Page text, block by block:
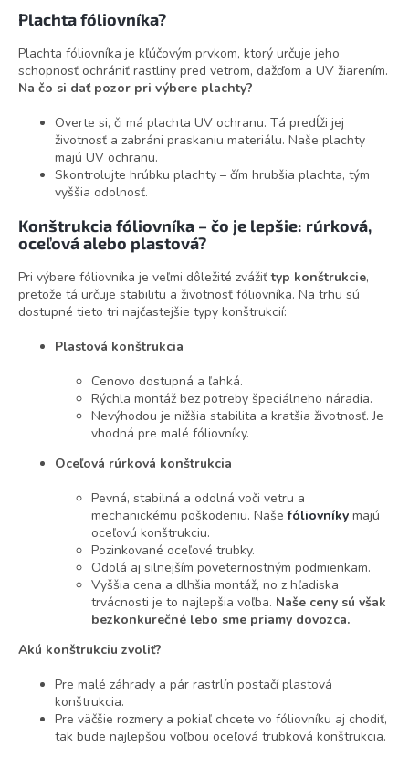
Plachta fóliovníka?
Plachta fóliovníka je kľúčovým prvkom, ktorý určuje jeho
schopnosť ochrániť rastliny pred vetrom, dažďom a UV žiarením.
Na čo si dať pozor pri výbere plachty?
Overte si, či má plachta UV ochranu. Tá predĺži jej
životnosť a zabráni praskaniu materiálu. Naše plachty
majú UV ochranu.
Skontrolujte hrúbku plachty – čím hrubšia plachta, tým
vyššia odolnosť.
Konštrukcia fóliovníka – čo je lepšie: rúrková,
oceľová alebo plastová?
Pri výbere fóliovníka je veľmi dôležité zvážiťtyp konštrukcie,
pretože tá určuje stabilitu a životnosť fóliovníka. Na trhu sú
dostupné tieto tri najčastejšie typy konštrukcií:
Plastová konštrukcia
Cenovo dostupná a ľahká.
Rýchla montáž bez potreby špeciálneho náradia.
Nevýhodou je nižšia stabilita a kratšia životnosť. Je
vhodná pre malé fóliovníky.
Oceľová rúrková konštrukcia
Pevná, stabilná a odolná voči vetru a
mechanickému poškodeniu. Našefóliovníky majú
oceľovú konštrukciu.
Pozinkované oceľové trubky.
Odolá aj silnejším poveternostným podmienkam.
Vyššia cena a dlhšia montáž, no z hľadiska
trvácnosti je to najlepšia voľba. Naše ceny sú však
bezkonkurečné lebo sme priamy dovozca.
Akú konštrukciu zvoliť?
Pre malé záhrady a pár rastrlín postačí plastová
konštrukcia.
Pre väčšie rozmery a pokiaľ chcete vo fóliovníku aj chodiť,
tak bude najlepšou voľbou oceľová trubková konštrukcia.